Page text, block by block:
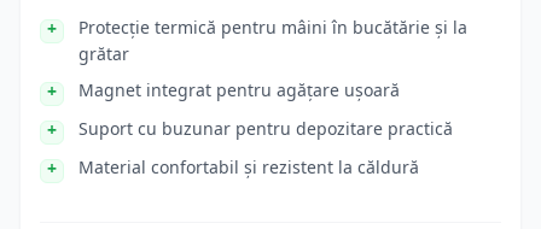
Protecție termică pentru mâini în bucătărie și la
grătar
Magnet integrat pentru agățare ușoară
Suport cu buzunar pentru depozitare practică
Material confortabil și rezistent la căldură